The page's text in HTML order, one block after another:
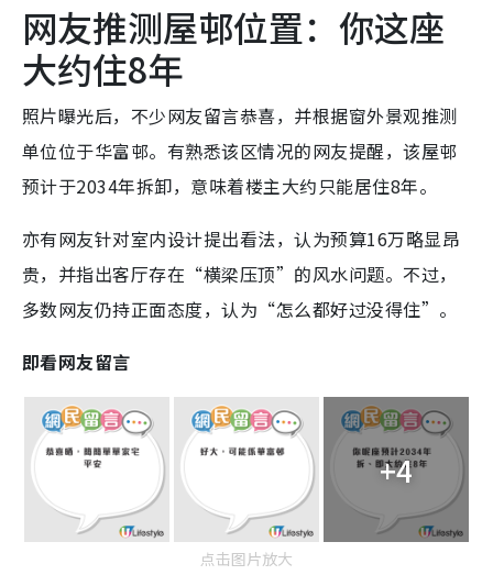
网友推测屋邨位置：你这座
大约住8年
照片曝光后，不少网友留言恭喜，并根据窗外景观推测
单位位于华富邨。有熟悉该区情况的网友提醒，该屋邨
预计于2034年拆卸，意味着楼主大约只能居住8年。
亦有网友针对室内设计提出看法，认为预算16万略显昂
贵，并指出客厅存在“横梁压顶”的风水问题。不过，
多数网友仍持正面态度，认为“怎么都好过没得住”。
即看网友留言
+4
点击图片放大